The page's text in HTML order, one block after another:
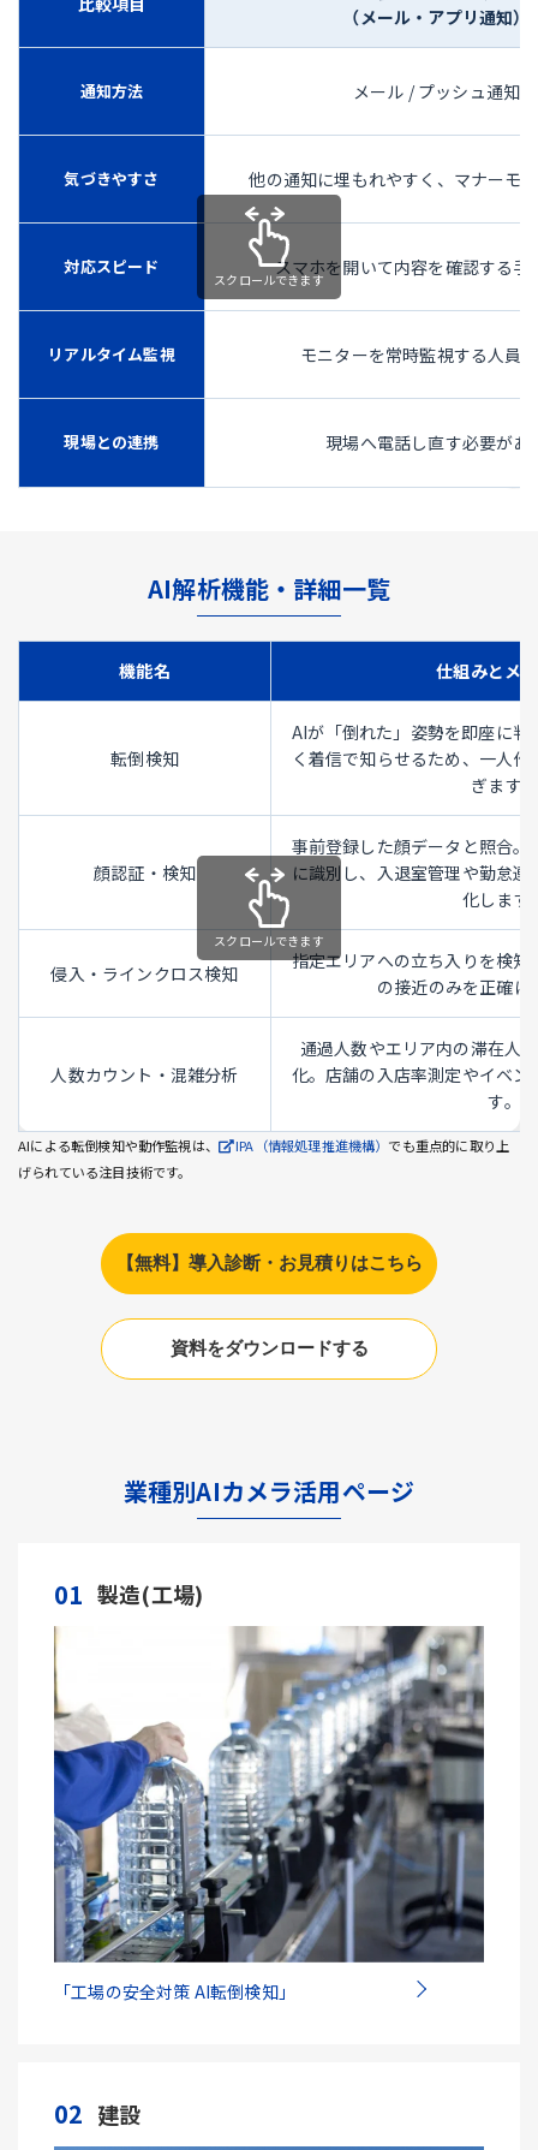
（メール・アプリ通知）
通知方法 メール / プッシュ通知
気づきやすさ 他の通知に埋もれやすく、マナーモ
対応スピード スマホを開いて内容を確認する手
リアルタイム監視 モニターを常時監視する人員
現場との連携 現場へ電話し直す必要があ
AI解析機能・詳細一覧
機能名 仕組みとメ
転倒検知
AIが「倒れた」姿勢を即座に判
く着信で知らせるため、一人
ぎます。
顔認証・検知
事前登録した顔データと照合
に識別し、入退室管理や勤怠
化します
侵入・ラインクロス検知
指定エリアへの立ち入りを検
の接近のみを正確に
人数カウント・混雑分析
通過人数やエリア内の滞在人
化。店舗の入店率測定やイベ
す。
AIによる転倒検知や動作監視は、 IPA（情報処理推進機構） でも重点的に取り上
げられている注目技術です。
【無料】導入診断・お見積りはこちら
資料をダウンロードする
業種別AIカメラ活用ページ
01 製造(工場)
「工場の安全対策 AI転倒検知」
02 建設